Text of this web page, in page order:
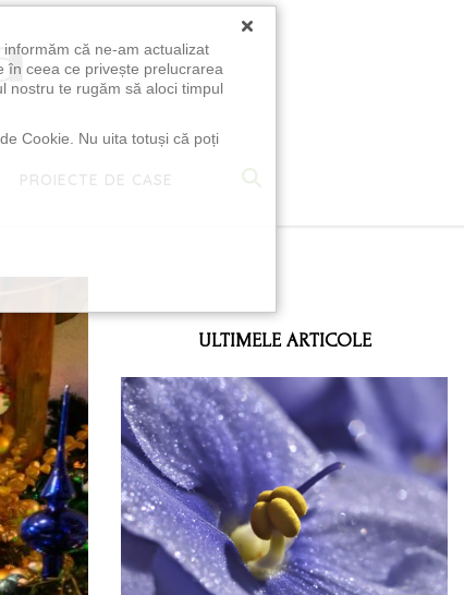
PROIECTE DE CASE
ULTIMELE ARTICOLE
×
că ne-am actualizat
în ceea ce privește prelucrarea
nostru te rugăm să aloci timpul
Cookie. Nu uita totuși că poți